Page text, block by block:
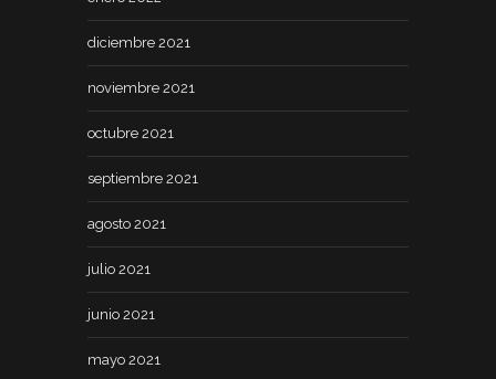
diciembre 2021
noviembre 2021
octubre 2021
septiembre 2021
agosto 2021
julio 2021
junio 2021
mayo 2021